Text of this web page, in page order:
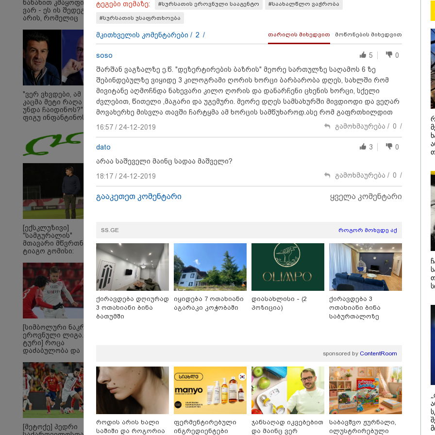
დანაშაულის
ეკა კუპატაძე
ჟორჟოლიანს
09:33 / 05-08-2026
დატოვებულ სახლში
ზვიადის ანდერძში ერთი
სიტყვითაც კი არ არის
09:32 / 05-08-
"4 დღე
უპუროდ
სიცოცხლე
ქართველი
გოგონა
12:20 / 04-08-2026
სიყვარულითა უნდა
ავუხსნათ, რომ შფოთვა
არ დაიბადოს" - დედა
სიდონია
16:02 / 03-08-
"15 წლის
4-ჯერ
დაწყებული
გარეშე ეს
ხარძიანი
კატეგორიის ყველა სიახლე
ყველაზე კარგი/ცუდი
ქვეყნები
ემიგრანტებისთვის 2026
2026 წლის ყველაზე
გაყიდვადი
ავტომობილები -
Focus2Move-ის რეიტინგი
აფრიკის ქვეყნები
ამერიკულ დოლარზე
უარს ამბობენ
ნანახით კმაყოფილი
ვარ - ეს ის შედეგი არ
არის, რომელიც
"ვერ ვხვდები, ამ
კაცმა მეტი რაღა
უნდა ჩაიდინოს?" -
ფიგუ ინფანტინოს
მოითხოვს
[ექსკლუზივი]
"სამგურალის"
მთავარი მწვრთნელი
ტიაგო გომისი:
ტალანტების
ქვეყანაა"!
[სიმბოლური ნაკრები.
ეროვნული ლიგა. XXX
ტური] როცა
დაძაბულობა და
არიან...
[მეტოქე] პედრი
ტეგები თემაზე: #სურსათის ეროვნული სააგენტო #საახალწლო ვაჭრობა
#სურსათის უსაფრთხოება
მკითხველის კომენტარები / 2 / თარიღის მიხედვით მოწონების მიხედვით
soso 5
0
შარშან ვაგზალზე ე.წ. "დეზერტირების ბაზრის" მეორე სართულზე საღამოს 6 ზე
შებინდებულზე ვიყიდე 3 კილოგრამი ღორის ხორცი ბარბარობა დღეს, სახლში რომ
მივიტანე აღმოჩნდა ნახევარი კილო ღორის და დანარჩენი ცხენის ხორცი, სქელი
ძვლებით, წითელი ,მაგარი და უგემური. მეორე დღეს სამსახურში მივდიოდი და ვეღარ
მოვახერხე მისვლა თავში ჩარტყმა ამ ხორცის სამწუხაროდ.ასე რომ გაფრთხილდით
16:57 / 24-12-2019
გამოხმაურება / 0 /
dato 3
0
არაა საშეველი მაინც სადაა მაშველი?
18:17 / 24-12-2019
გამოხმაურება / 0 /
გააკეთეთ კომენტარი ყველა კომენტარი
SS.GE როგორ მოხვდე აქ
ქირავდება დღიურად
3 ოთახიანი ბინა
ბათუმში
იყიდება 7 ოთახიანი
აგარაკი კოჭობაში
დიასახლისი - (2
პოზიცია)
ქირავდება 3
ოთახიანი ბინა
საბურთალოზე
sponsored by ContentRoom
როდის არის ხალი
საშიში და როგორია
ფერმენტირებული
ინგრედიენტები
ჯანსაღად იკვებებით
და მაინც ვერ
საბავშვო ჟურნალი,
ილუსტრირებული